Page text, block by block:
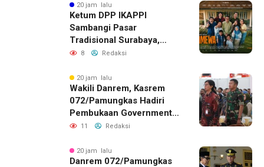
20 jam lalu
Ketum DPP IKAPPI
Sambangi Pasar
Tradisional Surabaya,
Akhiri Agenda dengan
ISTIMEWA
8 Redaksi
20 jam lalu
Wakili Danrem, Kasrem
072/Pamungkas Hadiri
Pembukaan Government
Procurement Forum &
11 Redaksi
20 jam lalu
Danrem 072/Pamungkas